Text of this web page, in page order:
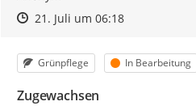
Zeitpunkt des Erstellens
Zeitpunkt des Erstellens
21. Juli um 06:18Zur Äußerung
Kategorie
Grünpflege Status
In Bearbeitung
Zugewachsen